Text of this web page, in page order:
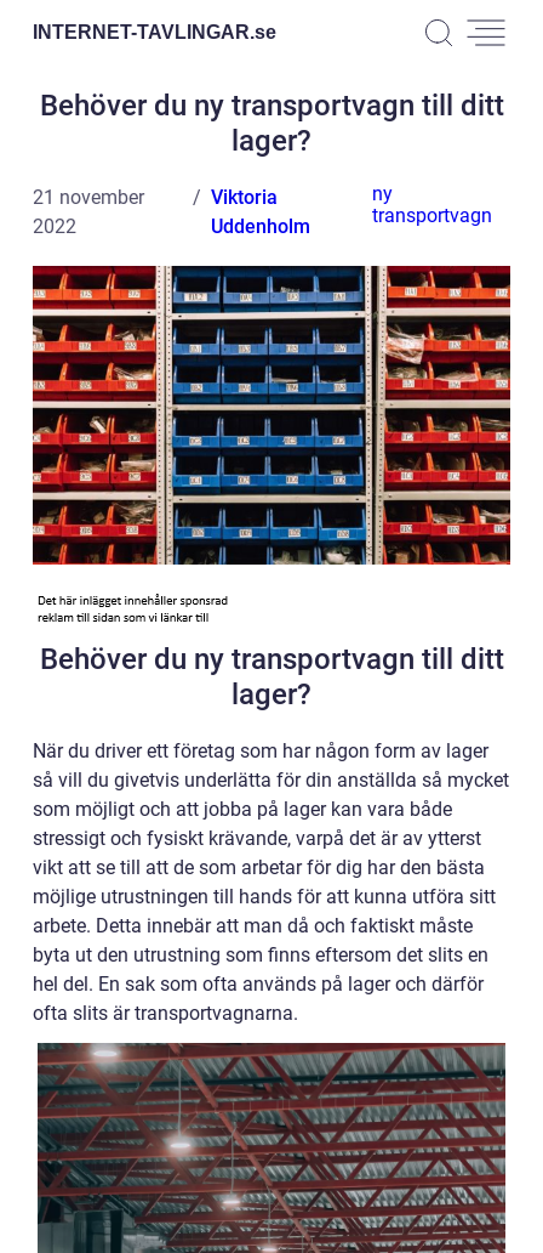
INTERNET-TAVLINGAR.se
Behöver du ny transportvagn till ditt
lager?
21 november
2022
Viktoria
Uddenholm
ny
transportvagn
Behöver du ny transportvagn till ditt
lager?
När du driver ett företag som har någon form av lager
så vill du givetvis underlätta för din anställda så mycket
som möjligt och att jobba på lager kan vara både
stressigt och fysiskt krävande, varpå det är av ytterst
vikt att se till att de som arbetar för dig har den bästa
möjlige utrustningen till hands för att kunna utföra sitt
arbete. Detta innebär att man då och faktiskt måste
byta ut den utrustning som finns eftersom det slits en
hel del. En sak som ofta används på lager och därför
ofta slits är transportvagnarna.